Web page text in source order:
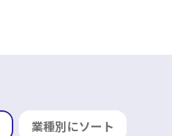
業種別にソート